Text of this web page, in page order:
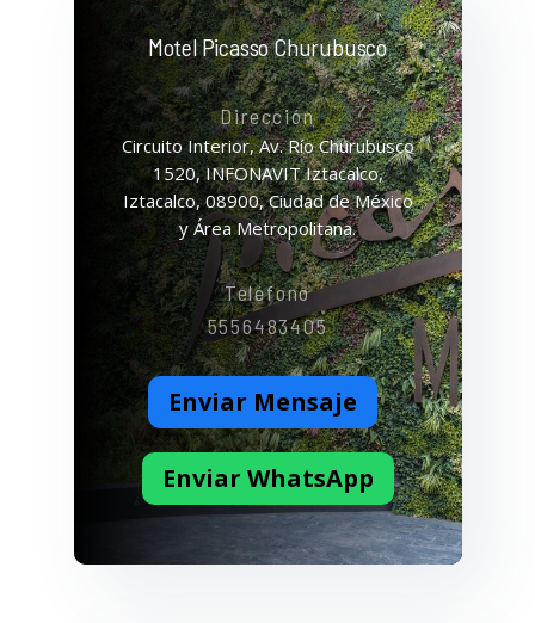
Motel Picasso Churubusco
Dirección
Circuito Interior, Av. Río Churubusco
1520, INFONAVIT Iztacalco,
Iztacalco, 08900, Ciudad de México
y Área Metropolitana.
Teléfono
5556483405
Enviar Mensaje
Enviar WhatsApp